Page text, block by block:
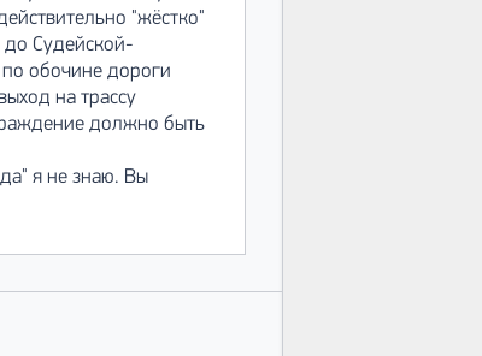
"жёстко"
до Судейской-
обочине дороги
на трассу
должно быть
я не знаю. Вы